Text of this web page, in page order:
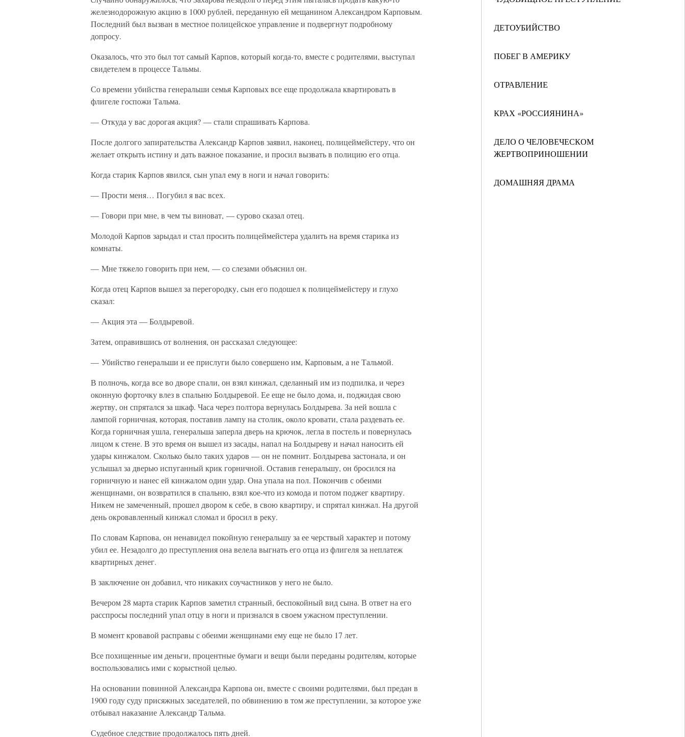
ДЕТОУБИЙСТВО
ПОБЕГ В АМЕРИКУ
ОТРАВЛЕНИЕ
КРАХ «РОССИЯНИНА»
ДЕЛО О ЧЕЛОВЕЧЕСКОМ
ЖЕРТВОПРИНОШЕНИИ
ДОМАШНЯЯ ДРАМА
железнодорожную акцию в 1000 рублей, переданную ей мещанином Александром Карповым.
Последний был вызван в местное полицейское управление и подвергнут подробному
допросу.
Оказалось, что это был тот самый Карпов, который когда-то, вместе с родителями, выступал
свидетелем в процессе Тальмы.
Со времени убийства генеральши семья Карповых все еще продолжала квартировать в
флигеле госпожи Тальма.
— Откуда у вас дорогая акция? — стали спрашивать Карпова.
После долгого запирательства Александр Карпов заявил, наконец, полицеймейстеру, что он
желает открыть истину и дать важное показание, и просил вызвать в полицию его отца.
Когда старик Карпов явился, сын упал ему в ноги и начал говорить:
— Прости меня… Погубил я вас всех.
— Говори при мне, в чем ты виноват, — сурово сказал отец.
Молодой Карпов зарыдал и стал просить полицеймейстера удалить на время старика из
комнаты.
— Мне тяжело говорить при нем, — со слезами объяснил он.
Когда отец Карпов вышел за перегородку, сын его подошел к полицеймейстеру и глухо
сказал:
— Акция эта — Болдыревой.
Затем, оправившись от волнения, он рассказал следующее:
— Убийство генеральши и ее прислуги было совершено им, Карповым, а не Тальмой.
В полночь, когда все во дворе спали, он взял кинжал, сделанный им из подпилка, и через
оконную форточку влез в спальню Болдыревой. Ее еще не было дома, и, поджидая свою
жертву, он спрятался за шкаф. Часа через полтора вернулась Болдырева. За ней вошла с
лампой горничная, которая, поставив лампу на столик, около кровати, стала раздевать ее.
Когда горничная ушла, генеральша заперла дверь на крючок, легла в постель и повернулась
лицом к стене. В это время он вышел из засады, напал на Болдыреву и начал наносить ей
удары кинжалом. Сколько было таких ударов — он не помнит. Болдырева застонала, и он
услышал за дверью испуганный крик горничной. Оставив генеральшу, он бросился на
горничную и нанес ей кинжалом один удар. Она упала на пол. Покончив с обеими
женщинами, он возвратился в спальню, взял кое-что из комода и потом поджег квартиру.
Никем не замеченный, прошел двором к себе, в свою квартиру, и спрятал кинжал. На другой
день окровавленный кинжал сломал и бросил в реку.
По словам Карпова, он ненавидел покойную генеральшу за ее черствый характер и потому
убил ее. Незадолго до преступления она велела выгнать его отца из флигеля за неплатеж
квартирных денег.
В заключение он добавил, что никаких соучастников у него не было.
Вечером 28 марта старик Карпов заметил странный, беспокойный вид сына. В ответ на его
расспросы последний упал отцу в ноги и признался в своем ужасном преступлении.
В момент кровавой расправы с обеими женщинами ему еще не было 17 лет.
Все похищенные им деньги, процентные бумаги и вещи были переданы родителям, которые
воспользовались ими с корыстной целью.
На основании повинной Александра Карпова он, вместе с своими родителями, был предан в
1900 году суду присяжных заседателей, по обвинению в том же преступлении, за которое уже
отбывал наказание Александр Тальма.
Судебное следствие продолжалось пять дней.